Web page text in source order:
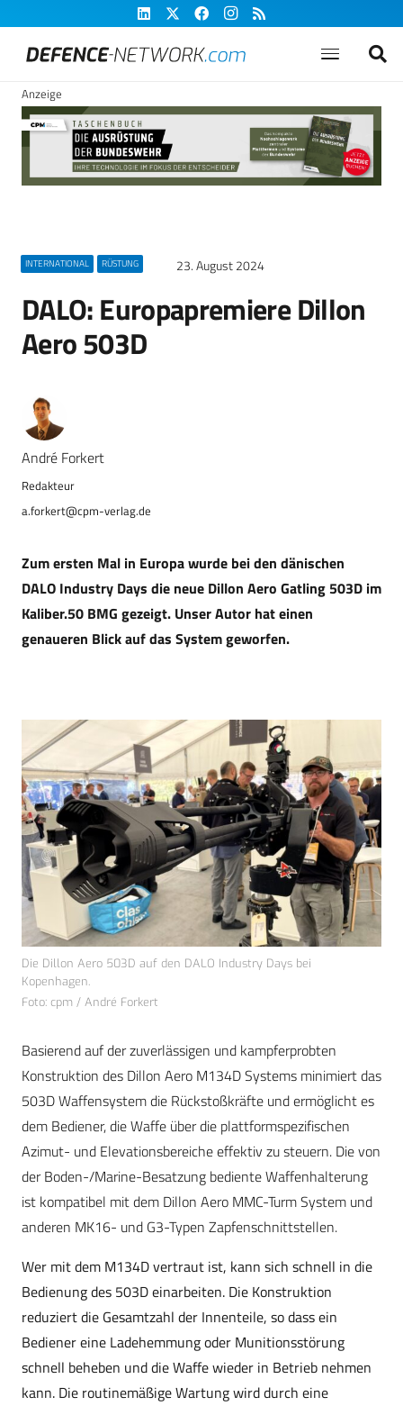
Anzeige
INTERNATIONAL RÜSTUNG 23. August 2024
DALO: Europapremiere Dillon
Aero 503D
André Forkert
a.forkert@cpm-verlag.de
Zum ersten Mal in Europa wurde bei den dänischen
DALO Industry Days die neue Dillon Aero Gatling 503D im
Kaliber.50 BMG gezeigt. Unser Autor hat einen
genaueren Blick auf das System geworfen.
Die Dillon Aero 503D auf den DALO Industry Days bei
Kopenhagen.
Foto: cpm / André Forkert
Basierend auf der zuverlässigen und kampferprobten
Konstruktion des Dillon Aero M134D Systems minimiert das
503D Waffensystem die Rückstoßkräfte und ermöglicht es
dem Bediener, die Waffe über die plattformspezifischen
Azimut- und Elevationsbereiche effektiv zu steuern. Die von
der Boden-/Marine-Besatzung bediente Waffenhalterung
ist kompatibel mit dem Dillon Aero MMC-Turm System und
anderen MK16- und G3-Typen Zapfenschnittstellen.
Wer mit dem M134D vertraut ist, kann sich schnell in die
Bedienung des 503D einarbeiten. Die Konstruktion
reduziert die Gesamtzahl der Innenteile, so dass ein
Bediener eine Ladehemmung oder Munitionsstörung
schnell beheben und die Waffe wieder in Betrieb nehmen
kann. Die routinemäßige Wartung wird durch eine